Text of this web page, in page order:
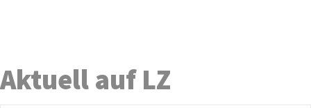
Aktuell auf LZ